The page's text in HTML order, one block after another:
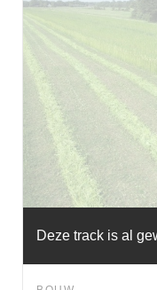
Deze track is al